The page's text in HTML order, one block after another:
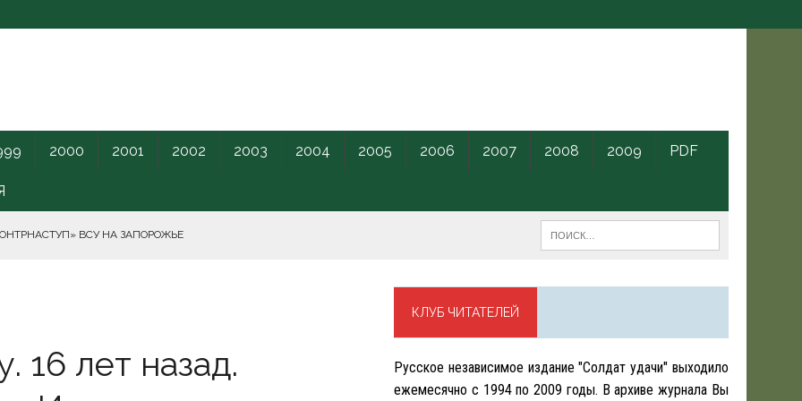
2000 2001 2002 2003 2004 2005 2006 2007 2008 2009 PDF
ВСУ НА ЗАПОРОЖЬЕ
КАРАНТИННОГО ЦЕНТРА США.
16 лет назад.
КЛУБ ЧИТАТЕЛЕЙ
Русское независимое издание "Солдат удачи" выходило
ежемесячно с 1994 по 2009 годы. В архиве журнала Вы